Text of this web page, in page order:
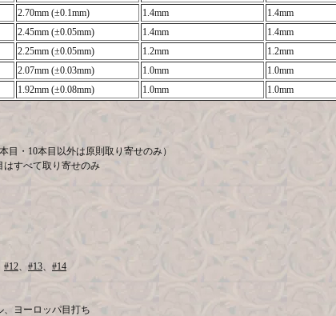
2.70mm (±0.1mm) 1.4mm 1.4mm
2.45mm (±0.05mm) 1.4mm 1.4mm
2.25mm (±0.05mm) 1.2mm 1.2mm
2.07mm (±0.03mm) 1.0mm 1.0mm
1.92mm (±0.08mm) 1.0mm 1.0mm
目・10本目以外は原則取り寄せのみ）
はすべて取り寄せのみ
#12、 #13、 #14
、ヨーロッパ目打ち